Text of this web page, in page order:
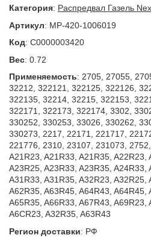
Категория: Распредвал Газель
Артикул: MP-420-1006019
Код: С0000003420
Вес: 0.72
Применяемость: 2705, 27055,
32212, 322121, 322125, 322126,
322135, 32214, 32215, 322153,
322171, 322173, 322174, 3302,
330252, 330253, 33026, 330262,
330273, 2217, 22171, 221717,
221776, 2310, 23107, 231073,
A21R23, A21R33, A21R35, A22R23,
A23R25, A23R33, A23R35, A24R33,
A31R33, A31R35, A32R23, A32R25,
A62R35, A63R45, A64R43, A64R45,
A65R35, A66R33, A67R43, A69R23,
A6CR23, A32R35, A63R43
Регион доставки: РФ